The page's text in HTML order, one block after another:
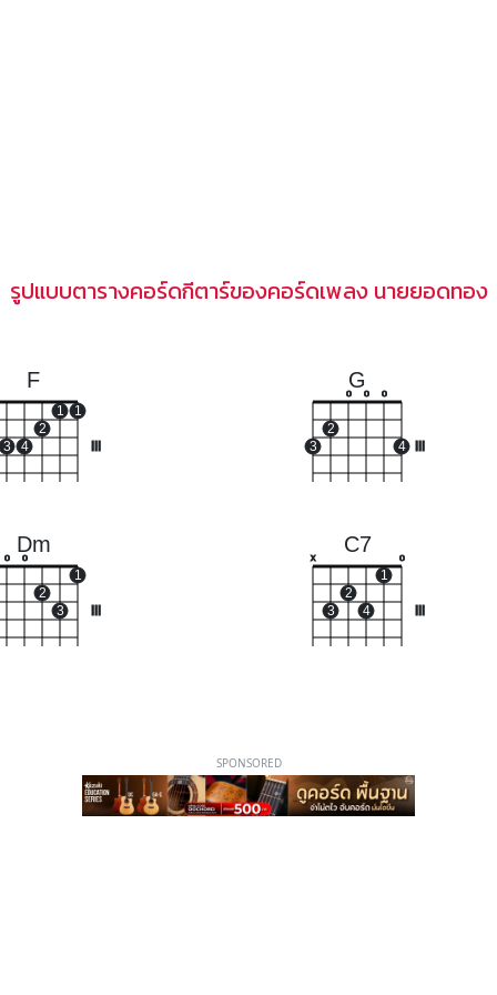
รูปแบบตารางคอร์ดกีตาร์ของคอร์ดเพลง นายยอดทอง
F
3 4
2
1 1
G
3
2
o o o
4
Dm
o o
2
3
1
C7
x
3
2
4
1
o
SPONSORED